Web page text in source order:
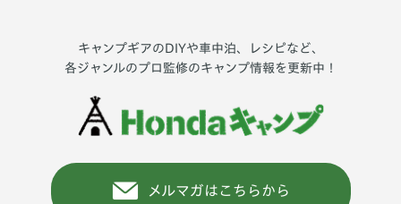
キャンプギアのDIYや車中泊、レシピなど、
各ジャンルのプロ監修のキャンプ情報を更新中！
メルマガはこちらから